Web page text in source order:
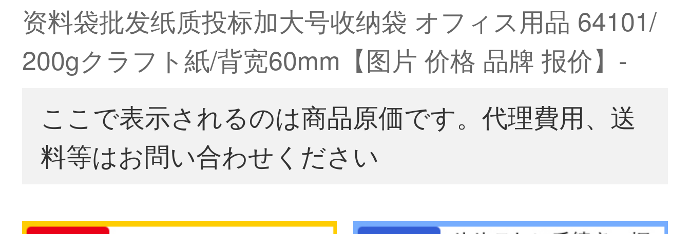
资料袋批发纸质投标加大号收纳袋 オフィス用品 64101/
200gクラフト紙/背宽60mm【图片 价格 品牌 报价】-
ここで表示されるのは商品原価です。代理費用、送
料等はお問い合わせください